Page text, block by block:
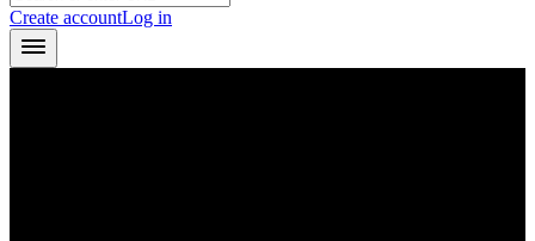
Create accountLog in